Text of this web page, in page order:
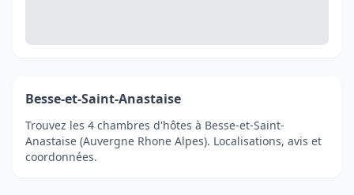
Besse-et-Saint-Anastaise
Trouvez les 4 chambres d'hôtes à Besse-et-Saint-
Anastaise (Auvergne Rhone Alpes). Localisations, avis et
coordonnées.